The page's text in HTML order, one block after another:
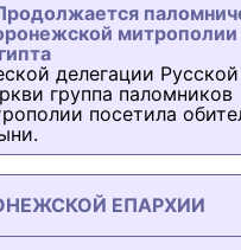
митрополии
делегации Русской
группа паломников
посетила
ЕПАРХИИ